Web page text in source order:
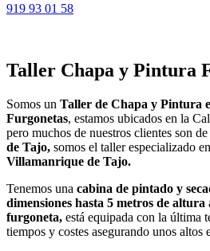
919 93 01 58
Taller Chapa y Pintura
Somos un Taller de Chapa y Pintura
Furgonetas, estamos ubicados en la
pero muchos de nuestros clientes son
de Tajo, somos el taller especializado en
Villamanrique de Tajo.
Tenemos una cabina de pintado y
dimensiones hasta 5 metros de altura
furgoneta, está equipada con la última
tiempos y costes asegurando unos altos